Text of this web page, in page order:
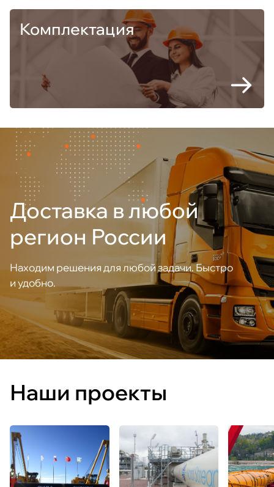
Комплектация
Доставка в любой
регион России
Находим решения для любой задачи. Быстро
и удобно.
Наши проекты